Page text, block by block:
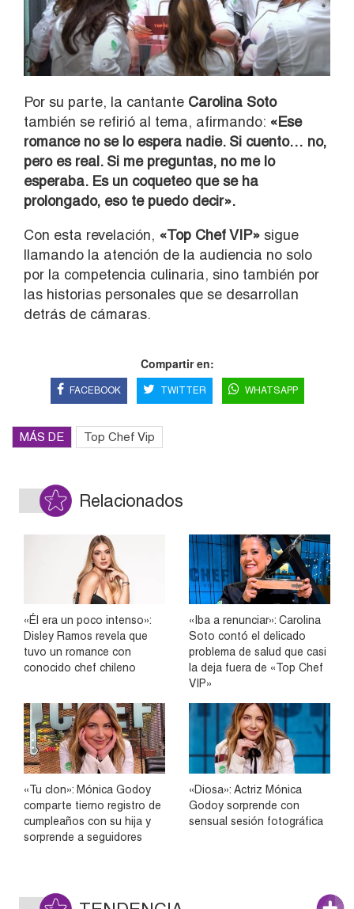
Por su parte, la cantante Carolina Soto
también se refirió al tema, afirmando: «Ese
romance no se lo espera nadie. Si cuento… no,
pero es real. Si me preguntas, no me lo
esperaba. Es un coqueteo que se ha
prolongado, eso te puedo decir».
Con esta revelación, «Top Chef VIP» sigue
llamando la atención de la audiencia no solo
por la competencia culinaria, sino también por
las historias personales que se desarrollan
detrás de cámaras.
Compartir en:
FACEBOOK TWITTER WHATSAPP
MÁS DE Top Chef Vip
Relacionados
«Él era un poco intenso»:
Disley Ramos revela que
tuvo un romance con
conocido chef chileno
«Iba a renunciar»: Carolina
Soto contó el delicado
problema de salud que casi
la deja fuera de «Top Chef
VIP»
«Tu clon»: Mónica Godoy
comparte tierno registro de
cumpleaños con su hija y
sorprende a seguidores
«Diosa»: Actriz Mónica
Godoy sorprende con
sensual sesión fotográfica